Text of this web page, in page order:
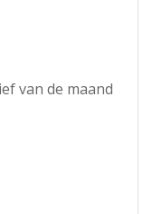
van de maand